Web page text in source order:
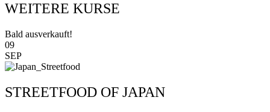
WEITERE KURSE
Bald ausverkauft!
09
SEP
STREETFOOD OF JAPAN